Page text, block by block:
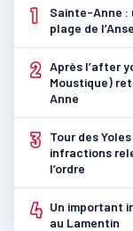
1
Sainte-Anne :
plage de
2 Après l’after
Moustique)
Anne
3
Tour des
infractions
l’ordre
4 Un important
au Lamentin